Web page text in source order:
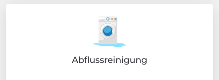
Abflussreinigung